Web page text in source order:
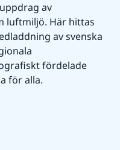
av
luftmiljö. Här hittas
av svenska
fördelade
för alla.